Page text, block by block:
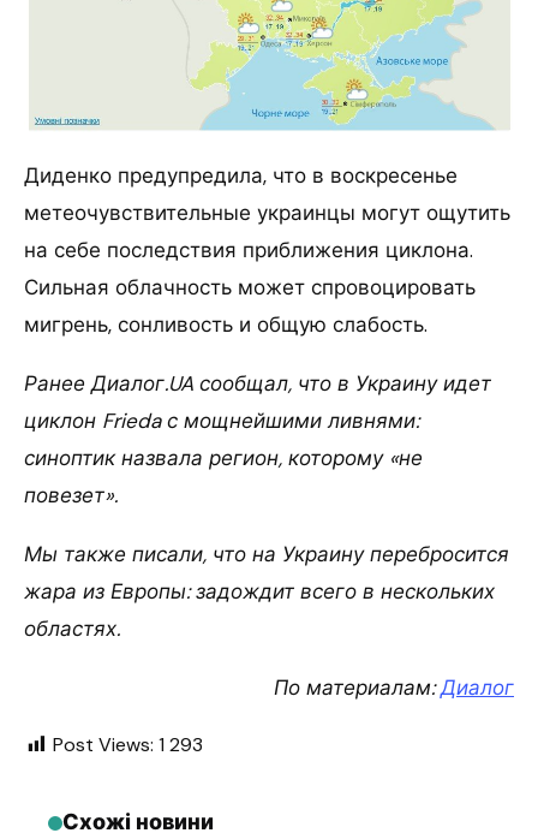
Диденко предупредила, что в воскресенье
метеочувствительные украинцы могут ощутить
на себе последствия приближения циклона.
Сильная облачность может спровоцировать
мигрень, сонливость и общую слабость.
Ранее Диалог.UA сообщал, что в Украину идет
циклон Frieda с мощнейшими ливнями:
синоптик назвала регион, которому «не
повезет».
Мы также писали, что на Украину перебросится
жара из Европы: задождит всего в нескольких
областях.
По материалам:Диалог
Post Views: 1 293
Схожі новини